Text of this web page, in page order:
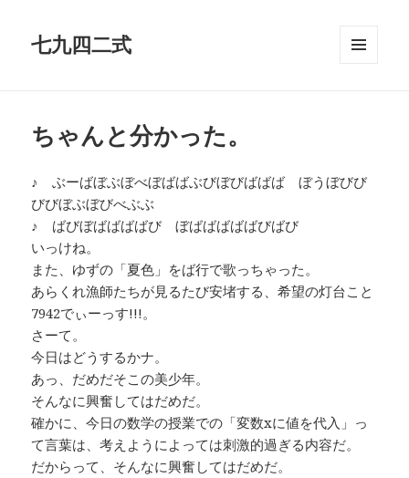
七九四二式
ちゃんと分かった。
♪ ぶーばぼぶぼべぼばばぶびぼびばばば ぼうぼびび
びびぼぶぼびべぶぶ
♪ ばびぼばばばばび ぼばばばばばびばび
いっけね。
また、ゆずの「夏色」をば行で歌っちゃった。
あらくれ漁師たちが見るたび安堵する、希望の灯台こと
7942でぃーっす!!!。
さーて。
今日はどうするかナ。
あっ、だめだそこの美少年。
そんなに興奮してはだめだ。
確かに、今日の数学の授業での「変数xに値を代入」っ
て言葉は、考えようによっては刺激的過ぎる内容だ。
だからって、そんなに興奮してはだめだ。